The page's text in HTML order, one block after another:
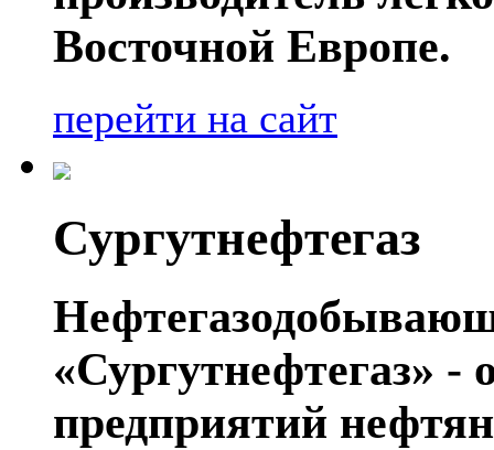
Восточной Европе.
перейти на сайт
Сургутнефтегаз
«Сургутнефтегаз» -
предприятий